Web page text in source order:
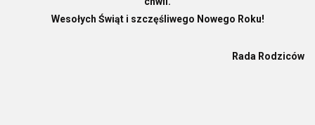
Wesołych Świąt i szczęśliwego Nowego Roku!
Rada Rodziców